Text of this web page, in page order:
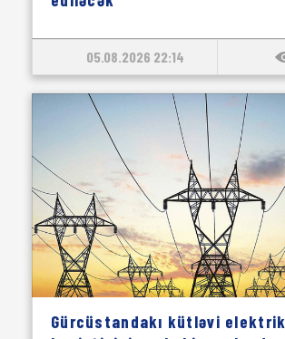
05.08.2026 22:14
Gürcüstandakı kütləvi elektrik